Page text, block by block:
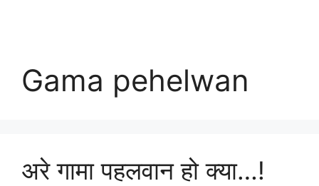
Gama pehelwan
अरे गामा पहलवान हो क्या…!